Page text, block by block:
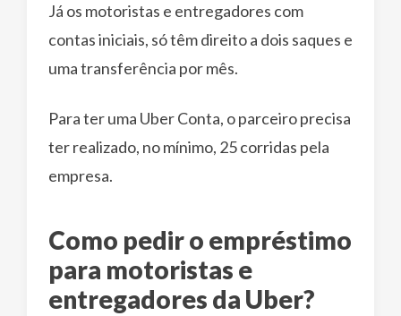
Já os motoristas e entregadores com
contas iniciais, só têm direito a dois saques e
uma transferência por mês.
Para ter uma Uber Conta, o parceiro precisa
ter realizado, no mínimo, 25 corridas pela
empresa.
Como pedir o empréstimo
para motoristas e
entregadores da Uber?